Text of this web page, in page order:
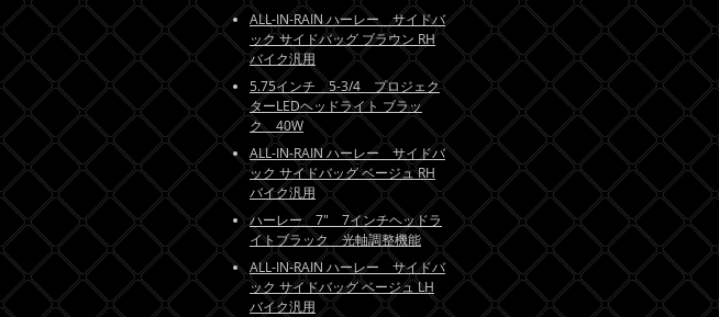
ALL-IN-RAIN ハーレー サイドバ
ック サイドバッグ ブラウン RH
バイク汎用
5.75インチ 5-3/4 プロジェク
ターLEDヘッドライト ブラッ
ク 40W
ALL-IN-RAIN ハーレー サイドバ
ック サイドバッグ ベージュ RH
バイク汎用
ハーレー 7" 7インチヘッドラ
イトブラック 光軸調整機能
ALL-IN-RAIN ハーレー サイドバ
ック サイドバッグ ベージュ LH
バイク汎用